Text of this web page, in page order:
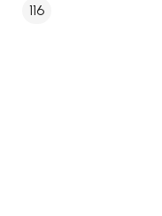
116